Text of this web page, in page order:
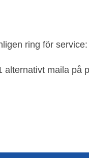
ring för service:
alternativt maila på